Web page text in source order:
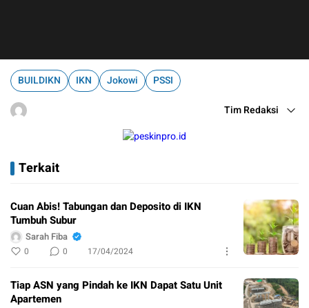
BUILDIKN IKN Jokowi PSSI
Tim Redaksi
Terkait
Cuan Abis! Tabungan dan Deposito di IKN
Tumbuh Subur
Sarah Fiba
0 0 17/04/2024
Tiap ASN yang Pindah ke IKN Dapat Satu Unit
Apartemen